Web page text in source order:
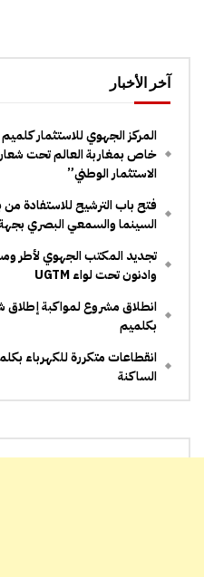
آخر الأخبار
المركز الجهوي للاستثمار
خاص بمغاربة العالم تحت شعار
الاستثمار الوطني”
السينما والسمعي البصري
تجديد المكتب الجهوي لأطر
وادنون تحت لواء UGTM
انطلاق مشروع لمواكبة إطلاق
بكلميم
انقطاعات متكررة للكهرباء
الساكنة